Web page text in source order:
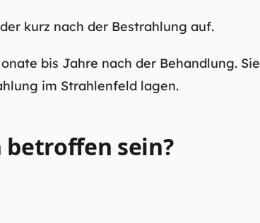
kurz nach der Bestrahlung auf.
bis Jahre nach der Behandlung. Sie
im Strahlenfeld lagen.
betroffen sein?